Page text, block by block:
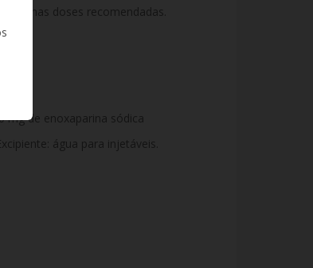
nas doses recomendadas.
mg de enoxaparina sódica
água para injetáveis.